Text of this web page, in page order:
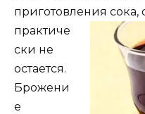
приготовления сока,
практиче
ски не
остается.
Брожени
е